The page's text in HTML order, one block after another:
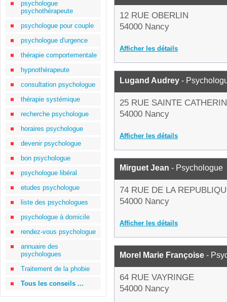
psychologue
psychothérapeute
psychologue pour couple
psychologue d'urgence
thérapie comportementale
hypnothérapeute
consultation psychologue
thérapie systémique
recherche psychologue
horaires psychologue
devenir psychologue
bon psychologue
psychologue libéral
etudes psychologue
liste des psychologues
psychologue à domicile
rendez-vous psychologue
annuaire des
psychologues
Traitement de la phobie
Tous les conseils ...
12 RUE OBERLIN
54000 Nancy
Afficher les détails
Lugand Audrey -
25 RUE SAINTE
54000 Nancy
Afficher les détails
Mirguet Jean - Psychologue
74 RUE DE LA
54000 Nancy
Afficher les détails
Morel Marie Françoise -
64 RUE VAYRINGE
54000 Nancy